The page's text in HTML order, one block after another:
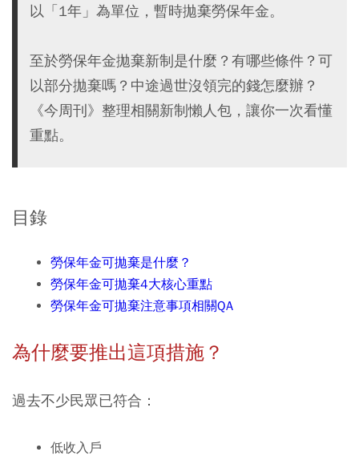
以「1年」為單位，暫時拋棄勞保年金。
至於勞保年金拋棄新制是什麼？有哪些條件？可
以部分拋棄嗎？中途過世沒領完的錢怎麼辦？
《今周刊》整理相關新制懶人包，讓你一次看懂
重點。
目錄
勞保年金可拋棄是什麼？
勞保年金可拋棄4大核心重點
勞保年金可拋棄注意事項相關QA
為什麼要推出這項措施？
過去不少民眾已符合：
低收入戶